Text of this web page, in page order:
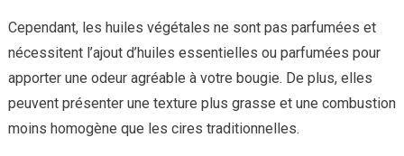
Cependant, les huiles végétales ne sont pas parfumées et
nécessitent l’ajout d’huiles essentielles ou parfumées pour
apporter une odeur agréable à votre bougie. De plus, elles
peuvent présenter une texture plus grasse et une combustion
moins homogène que les cires traditionnelles.